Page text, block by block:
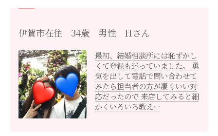
伊賀市在住 34歳 男性 Hさん
最初、結婚相談所には恥ずかし
くて登録も迷っていました。 勇
気を出して電話で問い合わせて
みたら担当者の方が凄くいい対
応だったので 来店してみると細
かくいろいろ教え…